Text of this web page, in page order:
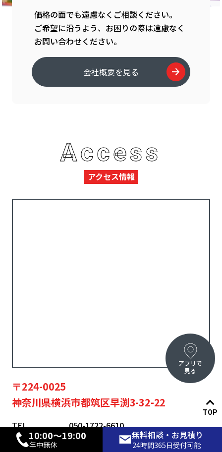
価格の面でも遠慮なくご相談ください。
ご希望に沿うよう、お困りの際は遠慮なく
お問い合わせください。
会社概要を見る
Access
アクセス情報
〒224-0025
神奈川県横浜市都筑区早渕3-32-22
TEL
050-1722-6610
営業時間
10:00〜19:00
アプリで
見る
10:00〜19:00
年中無休
無料相談・お見積り
24時間365日受付可能
TOP